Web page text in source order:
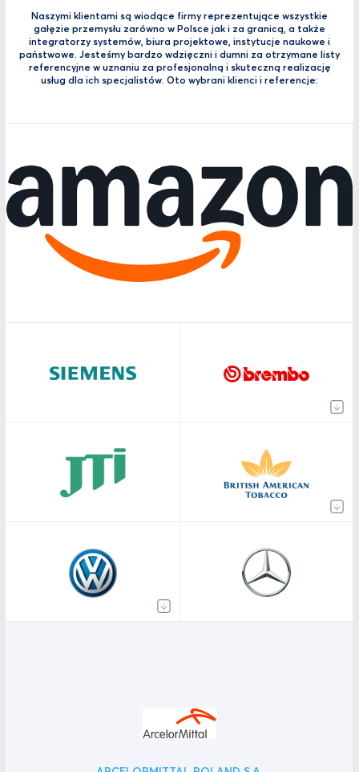
Naszymi klientami są wiodące firmy reprezentujące wszystkie
gałęzie przemysłu zarówno w Polsce jak i za granicą, a także
integratorzy systemów, biura projektowe, instytucje naukowe i
państwowe. Jesteśmy bardzo wdzięczni i dumni za otrzymane listy
referencyjne w uznaniu za profesjonalną i skuteczną realizację
usług dla ich specjalistów. Oto wybrani klienci i referencje: